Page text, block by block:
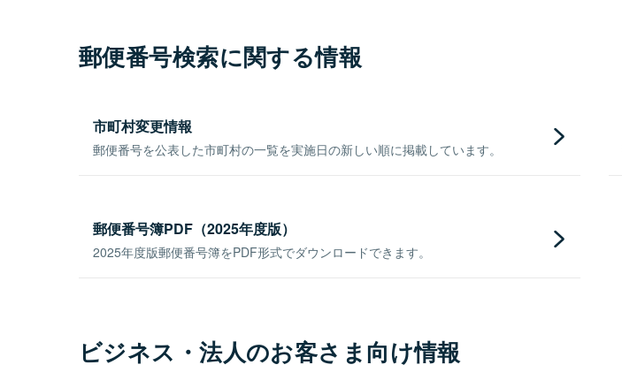
郵便番号検索に関する情報
市町村変更情報
郵便番号を公表した市町村の一覧を実施日の新しい順に掲載しています。
郵便番号簿PDF（2025年度版）
2025年度版郵便番号簿をPDF形式でダウンロードできます。
ビジネス・法人のお客さま向け情報